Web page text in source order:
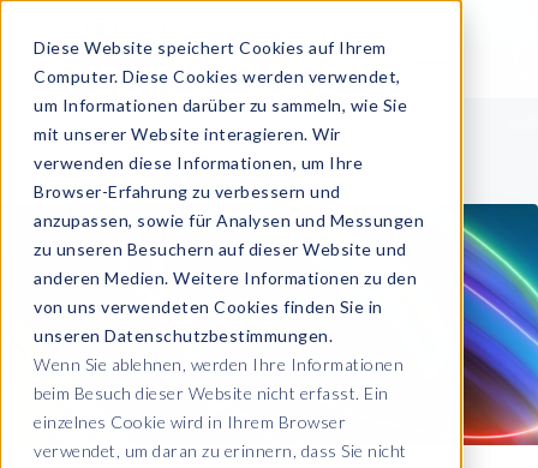
Diese Website speichert Cookies auf Ihrem
Computer. Diese Cookies werden verwendet,
um Informationen darüber zu sammeln, wie Sie
mit unserer Website interagieren. Wir
verwenden diese Informationen, um Ihre
Browser-Erfahrung zu verbessern und
anzupassen, sowie für Analysen und Messungen
zu unseren Besuchern auf dieser Website und
anderen Medien. Weitere Informationen zu den
von uns verwendeten Cookies finden Sie in
unseren Datenschutzbestimmungen.
Wenn Sie ablehnen, werden Ihre Informationen
beim Besuch dieser Website nicht erfasst. Ein
einzelnes Cookie wird in Ihrem Browser
verwendet, um daran zu erinnern, dass Sie nicht